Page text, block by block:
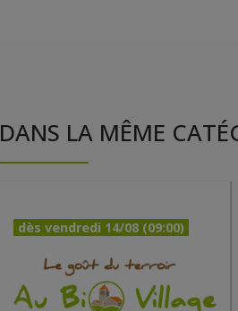
DANS LA MÊME
dès vendredi 14/08 (09:00)